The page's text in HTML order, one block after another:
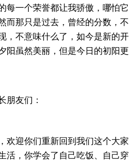
每一个荣誉都让我骄傲，哪怕它
而那只是过去，曾经的分数，不
，不意味什么了，如今是新的开
阳虽然美丽，但是今日的初阳更
朋友们：
欢迎你们重新回到我们这个大家
活，你学会了自己吃饭、自己穿